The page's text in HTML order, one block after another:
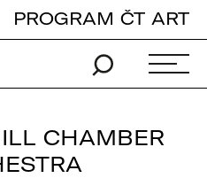
PROGRAM ČT ART
CHAMBER